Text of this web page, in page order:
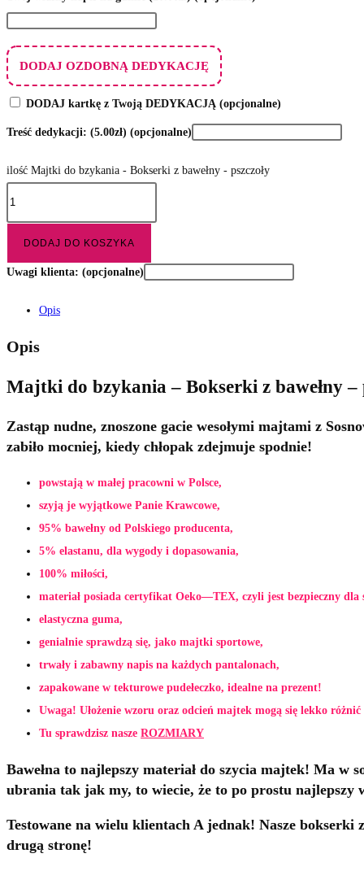
DODAJ OZDOBNĄ DEDYKACJĘ
DODAJ kartkę z Twoją DEDYKACJĄ (opcjonalne)
Treść dedykacji: (5.00zł) (opcjonalne)
ilość Majtki do bzykania - Bokserki z bawełny - pszczoły
DODAJ DO KOSZYKA
Uwagi klienta: (opcjonalne)
Opis
Opis
Majtki do bzykania – Bokserki z bawełny –
Zastąp nudne, znoszone gacie wesołymi majtami z
zabiło mocniej, kiedy chłopak zdejmuje spodnie!
powstają w małej pracowni w Polsce,
szyją je wyjątkowe Panie Krawcowe,
95% bawełny od Polskiego producenta,
5% elastanu, dla wygody i dopasowania,
100% miłości,
materiał posiada certyfikat Oeko—TEX, czyli jest bezpieczny dla
elastyczna guma,
genialnie sprawdzą się, jako majtki sportowe,
trwały i zabawny napis na każdych pantalonach,
zapakowane w tekturowe pudełeczko, idealne na prezent!
Uwaga! Ułożenie wzoru oraz odcień majtek mogą się lekko
Tu sprawdzisz nasze ROZMIARY
Bawełna to najlepszy materiał do szycia majtek! Ma w
ubrania tak jak my, to wiecie, że to po prostu najlepszy
Testowane na wielu klientach A jednak! Nasze
drugą stronę!